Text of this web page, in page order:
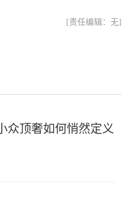
[责任编辑：无]
众顶奢如何悄然定义